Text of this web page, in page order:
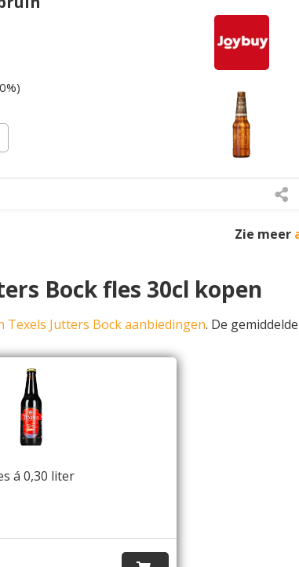
Zie meer
Bock fles 30cl kopen
Texels Jutters Bock aanbiedingen. De gemiddelde
á 0,30 liter